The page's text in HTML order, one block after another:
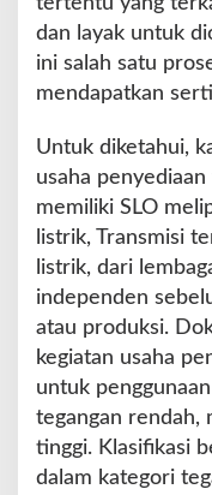
dan layak untuk
ini salah satu
mendapatkan
Untuk diketahui,
usaha
memiliki SLO
listrik, Transmisi
listrik, dari
independen
atau produksi.
kegiatan usaha
untuk
tegangan rendah,
tinggi. Klasifikasi
dalam kategori